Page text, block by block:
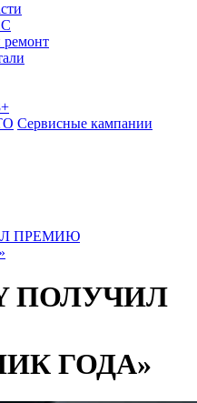
ремонт
Сервисные кампании
ПРЕМИЮ
ПОЛУЧИЛ
ГОДА»